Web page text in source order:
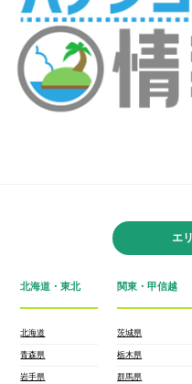
エ
北海道・東北
北海道
青森県
岩手県
関東・甲信越
茨城県
栃木県
群馬県